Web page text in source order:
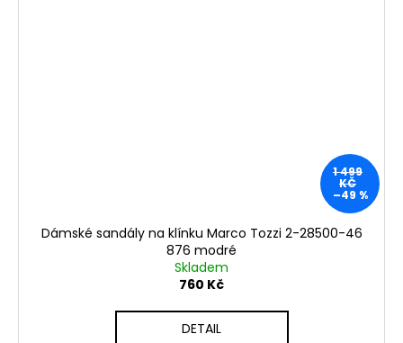
1 499
KČ
–49 %
Dámské sandály na klínku Marco Tozzi 2-28500-46
876 modré
Skladem
760 Kč
DETAIL